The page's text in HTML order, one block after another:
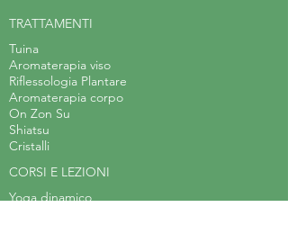
TRATTAMENTI
Tuina
Aromaterapia viso
Riflessologia Plantare
Aromaterapia corpo
On Zon Su
Shiatsu
Cristalli
CORSI E LEZIONI
Yoga dinamico